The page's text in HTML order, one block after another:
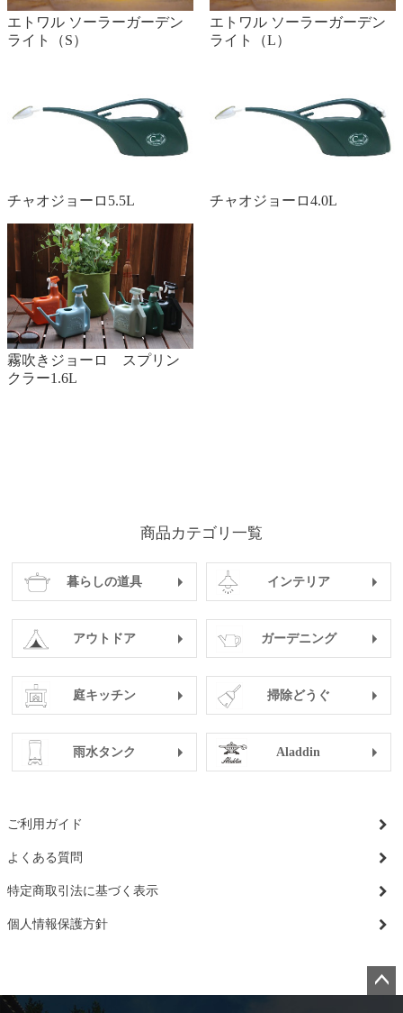
エトワル ソーラーガーデン
ライト（S）
エトワル ソーラーガーデン
ライト（L）
チャオジョーロ5.5L チャオジョーロ4.0L
霧吹きジョーロ スプリン
クラー1.6L
商品カテゴリ一覧
暮らしの道具 インテリア
アウトドア ガーデニング
庭キッチン 掃除どうぐ
雨水タンク Aladdin
ご利用ガイド
よくある質問
特定商取引法に基づく表示
個人情報保護方針